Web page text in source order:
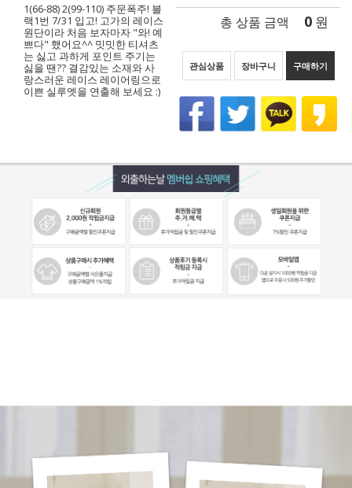
1(66-88) 2(99-110) 주문폭주! 블
랙1번 7/31 입고! 고가의 레이스
원단이라 처음 보자마자 "와! 예
쁘다" 했어요^^ 밋밋한 티셔츠
는 싫고 과하게 포인트 주기는
싫을 땐?? 결감있는 소재와 사
랑스러운 레이스 레이어링으로
이쁜 실루엣을 연출해 보세요 :)
총 상품 금액 0 원
관심상품 장바구니 구매하기